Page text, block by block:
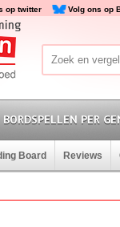
op twitter Volg ons op
BORDSPELLEN PER
Board Reviews